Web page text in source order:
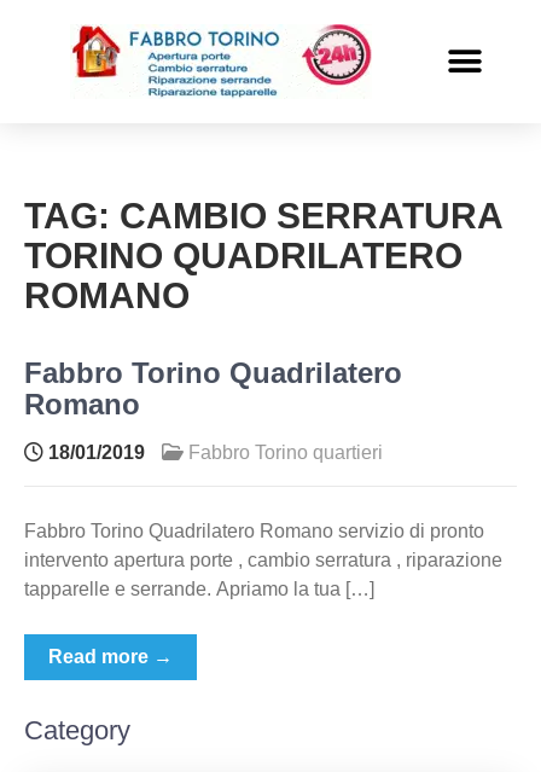
TAG: CAMBIO SERRATURA
TORINO QUADRILATERO
ROMANO
Fabbro Torino Quadrilatero
Romano
18/01/2019 Fabbro Torino quartieri
Fabbro Torino Quadrilatero Romano servizio di pronto
intervento apertura porte , cambio serratura , riparazione
tapparelle e serrande. Apriamo la tua […]
Read more →
Category